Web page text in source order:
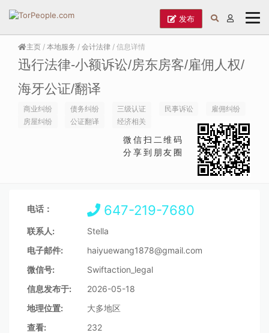
发布
主页 / 本地服务 / 会计法律 / 信息详情
迅行法律-小额诉讼/房东房客/雇佣人权/
海牙公证/翻译
商业纠纷 债务纠纷 三级认证 民事诉讼
雇佣纠纷
房屋纠纷
公证翻译 经济相关
微信扫二维码
分享到朋友圈
电话： 647-219-7680
联系人:
Stella
电子邮件:
haiyuewang1878@gmail.com
微信号:
Swiftaction_legal
信息发布于:
2026-05-18
地理位置:
大多地区
查看:
232